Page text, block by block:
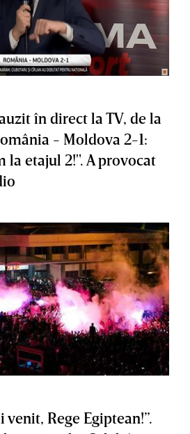
în direct la TV, de la
- Moldova 2-1:
la etajul 2!". A provocat
venit, Rege Egiptean!”.